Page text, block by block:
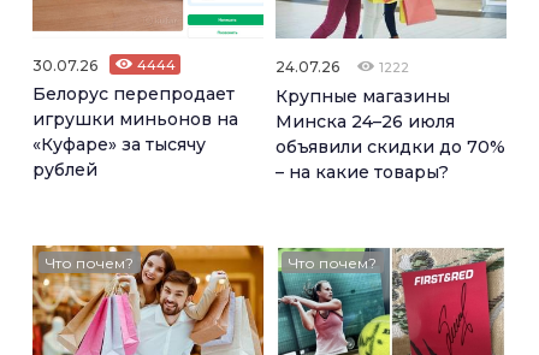
30.07.26 4444
Белорус перепродает
игрушки миньонов на
«Куфаре» за тысячу
рублей
24.07.26 1222
Крупные магазины
Минска 24–26 июля
объявили скидки до 70%
– на какие товары?
Что почем? Что почем?